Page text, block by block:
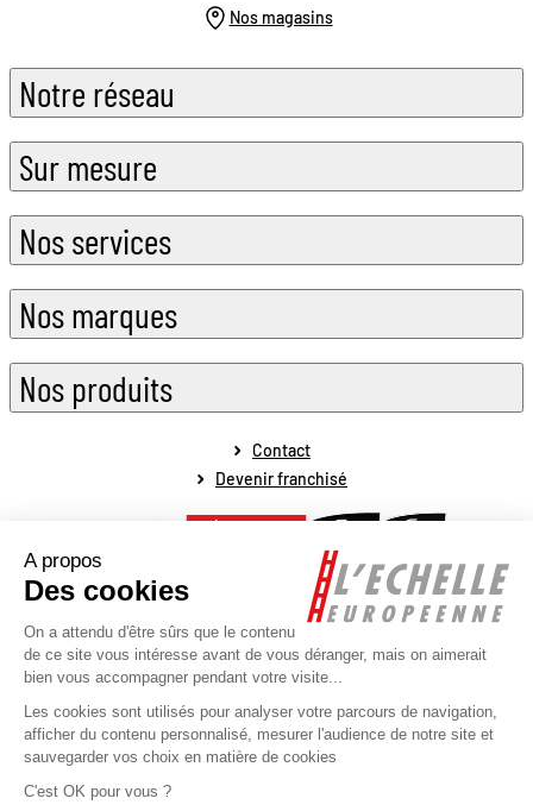
Nos magasins
Notre réseau
Sur mesure
Nos services
Nos marques
Nos produits
Contact
Devenir franchisé
Mentions légales Conditions générales de vente
Conditions générales de fonctionnement
Politique de la gestion des cookies